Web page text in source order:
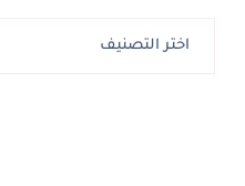
اختر التصنيف